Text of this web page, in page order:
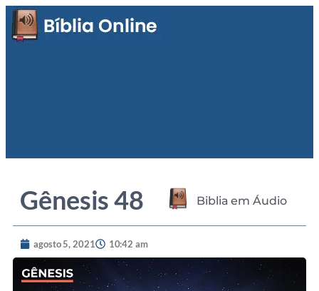
Gênesis 48 Biblia em Áudio
agosto 5, 2021 10:42 am